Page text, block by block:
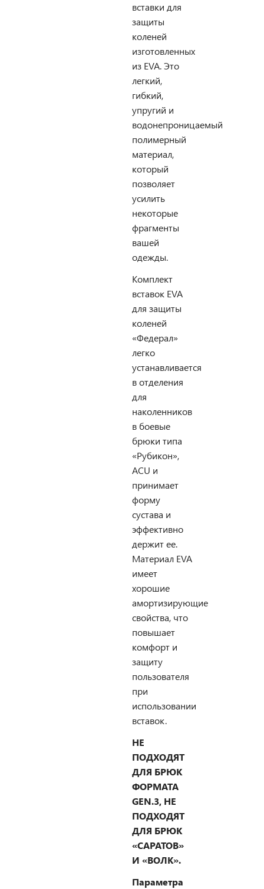
вставки для
защиты
коленей
изготовленных
из EVA. Это
легкий,
гибкий,
упругий и
водонепроницаемый
полимерный
материал,
который
позволяет
усилить
некоторые
фрагменты
вашей
одежды.
Комплект
вставок EVA
для защиты
коленей
«Федерал»
легко
устанавливается
в отделения
для
наколенников
в боевые
брюки типа
«Рубикон»,
ACU и
принимает
форму
сустава и
эффективно
держит ее.
Материал EVA
имеет
хорошие
амортизирующие
свойства, что
повышает
комфорт и
защиту
пользователя
при
использовании
вставок.
НЕ
ПОДХОДЯТ
ДЛЯ БРЮК
ФОРМАТА
GEN.3, НЕ
ПОДХОДЯТ
ДЛЯ БРЮК
«САРАТОВ»
И «ВОЛК».
Параметра